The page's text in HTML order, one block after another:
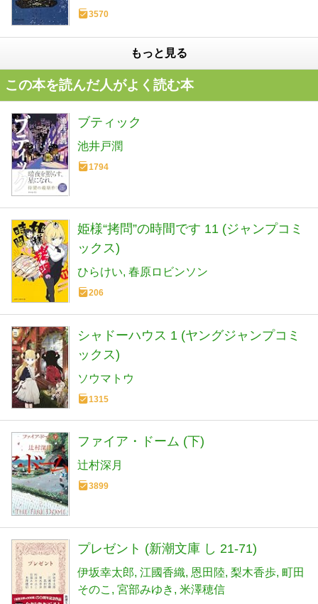
3570
もっと見る
この本を読んだ人がよく読む本
ブティック
池井戸潤
1794
姫様“拷問”の時間です 11 (ジャンプコミ
ックス)
ひらけい 春原ロビンソン
206
シャドーハウス 1 (ヤングジャンプコミ
ックス)
ソウマトウ
1315
ファイア・ドーム (下)
辻村深月
3899
プレゼント (新潮文庫 し 21-71)
伊坂幸太郎 江國香織 恩田陸 梨木香歩 町田
そのこ
宮部みゆき 米澤穂信